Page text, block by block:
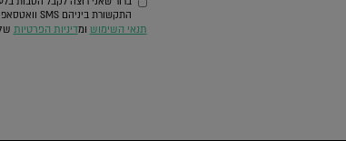
התקשורת ביניהם SMS וואטסאפ דואל ומערכת חיוג אלקטרונית מקסימום תמיד אוכל להסיר את עצמי
תנאי השימוש ומדיניות הפרטיות